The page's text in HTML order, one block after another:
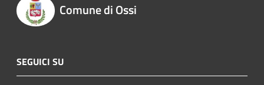
Comune di Ossi
SEGUICI SU